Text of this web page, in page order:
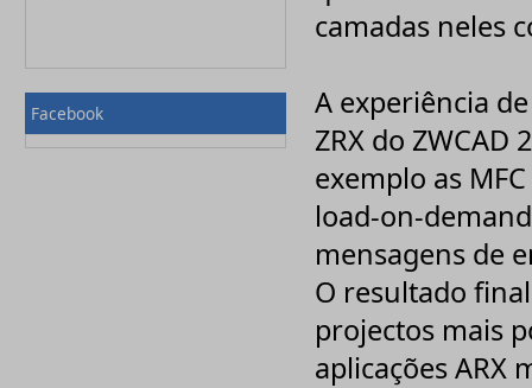
Palisade
PaperCut
PDFlib
Facebook
camadas neles
A experiência
ZRX do
exemplo as
load-on-
mensagens de
O resultado
projectos mais
aplicações ARX